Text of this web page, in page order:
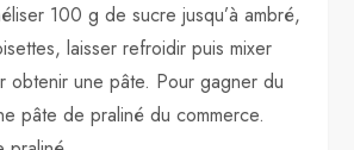
100 g de sucre jusqu’à ambré,
laisser refroidir puis mixer
obtenir une pâte. Pour gagner du
pâte de praliné du commerce.